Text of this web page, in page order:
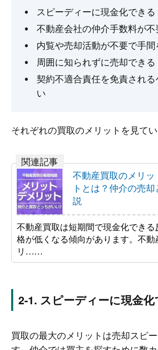
スピーディーに現金化できる
不動産会社の仲介手数料が不
内覧や売却活動が不要で手間
周囲に知られずに売却できる
契約不適合責任を免責される
い
それぞれの買取のメリットを見てい
不動産買取のメリッ
トとは？仲介の売
説
不動産買取は短期間で現金化できる
格が低くなる傾向があります。不動
リ……
スピーディーに現金化
買取の最大のメリットは売却スピ